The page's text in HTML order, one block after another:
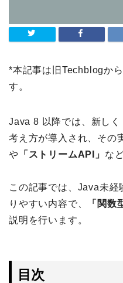
*本記事は旧Techblogか
す。
Java 8 以降では、新しく
考え方が導入され、その
や 「ストリームAPI」 な
この記事では、Java未
りやすい内容で、
「関数
説明を行います。
目次